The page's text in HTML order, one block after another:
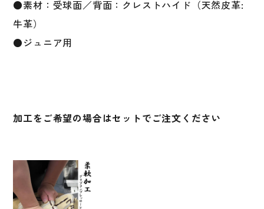
●素材：受球面／背面：クレストハイド（天然皮革:
牛革）
●ジュニア用
加工をご希望の場合はセットでご注文ください